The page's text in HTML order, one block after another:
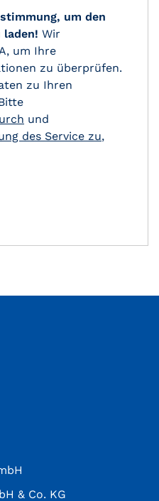
um den
laden! Wir
um Ihre
zu überprüfen.
zu Ihren
und
des Service zu,
& Co. KG